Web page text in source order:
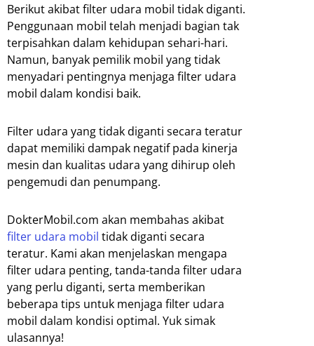
Berikut akibat filter udara mobil tidak diganti.
Penggunaan mobil telah menjadi bagian tak
terpisahkan dalam kehidupan sehari-hari.
Namun, banyak pemilik mobil yang tidak
menyadari pentingnya menjaga filter udara
mobil dalam kondisi baik.
Filter udara yang tidak diganti secara teratur
dapat memiliki dampak negatif pada kinerja
mesin dan kualitas udara yang dihirup oleh
pengemudi dan penumpang.
DokterMobil.com akan membahas akibat
filter udara mobil tidak diganti secara
teratur. Kami akan menjelaskan mengapa
filter udara penting, tanda-tanda filter udara
yang perlu diganti, serta memberikan
beberapa tips untuk menjaga filter udara
mobil dalam kondisi optimal. Yuk simak
ulasannya!